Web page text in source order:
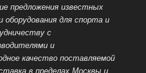
предложения известных
оборудования для спорта и
с
и
качество поставляемой
в пределах Москвы и